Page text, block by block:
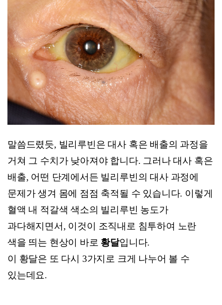
말씀드렸듯, 빌리루빈은 대사 혹은 배출의 과정을
거쳐 그 수치가 낮아져야 합니다. 그러나 대사 혹은
배출, 어떤 단계에서든 빌리루빈의 대사 과정에
문제가 생겨 몸에 점점 축적될 수 있습니다. 이렇게
혈액 내 적갈색 색소의 빌리루빈 농도가
과다해지면서, 이것이 조직내로 침투하여 노란
색을 띄는 현상이 바로 황달입니다.
이 황달은 또 다시 3가지로 크게 나누어 볼 수
있는데요.